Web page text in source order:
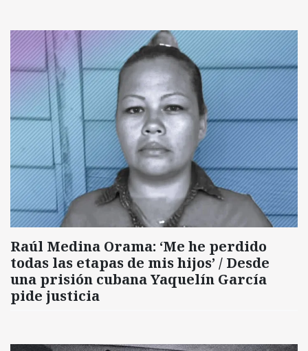
Raúl Medina Orama: ‘Me he perdido
todas las etapas de mis hijos’ / Desde
una prisión cubana Yaquelín García
pide justicia